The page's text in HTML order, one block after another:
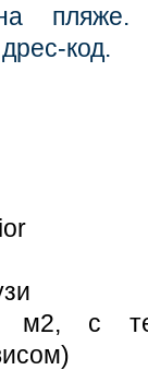
код.
м2, с